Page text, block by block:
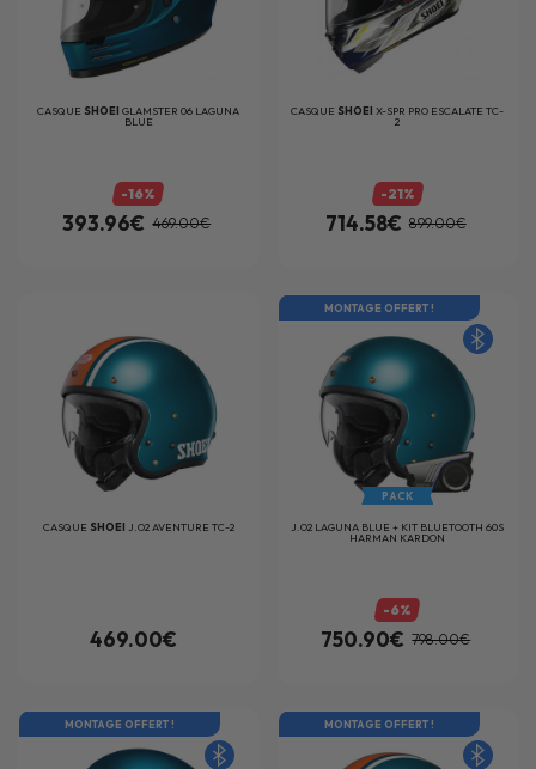
CASQUE SHOEIGLAMSTER 06 LAGUNA
BLUE
-16%
393.96€ 469.00€
CASQUE SHOEIX-SPR PRO ESCALATE TC-
2
-21%
714.58€ 899.00€
CASQUE SHOEI J.O2 AVENTURE TC-2
469.00€
MONTAGE OFFERT !
PACK
J.O2 LAGUNA BLUE + KIT BLUETOOTH 60S
HARMAN KARDON
-6%
750.90€ 798.00€
MONTAGE OFFERT ! MONTAGE OFFERT !